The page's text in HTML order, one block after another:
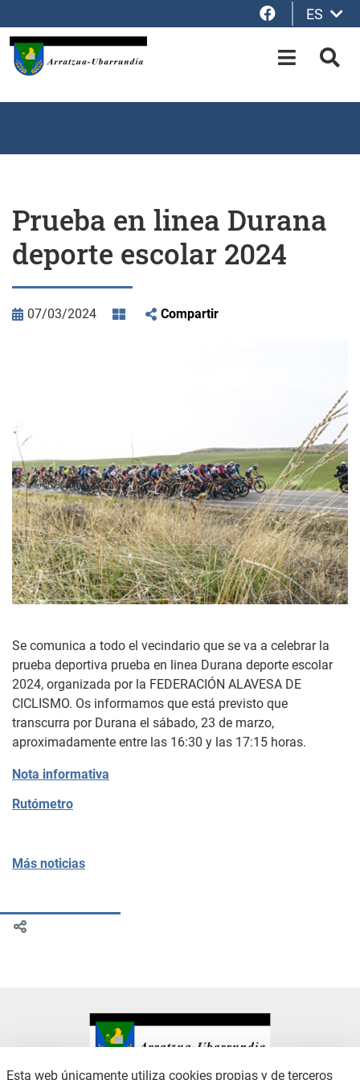
Facebook
ES
OPEN-
Prueba en linea Durana
deporte escolar 2024
07/03/2024 Compartir
Se comunica a todo el vecindario que se va a celebrar la
prueba deportiva prueba en linea Durana deporte escolar
2024, organizada por la FEDERACIÓN ALAVESA DE
CICLISMO. Os informamos que está previsto que
transcurra por Durana el sábado, 23 de marzo,
aproximadamente entre las 16:30 y las 17:15 horas.
Nota informativa
Rutómetro
Más noticias
Esta web únicamente utiliza cookies propias y de terceros